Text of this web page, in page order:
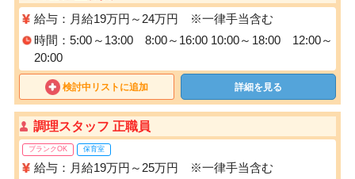
給与：月給19万円～24万円 ※一律手当含む
時間：5:00～13:00 8:00～16:00 10:00～18:00 12:00～
20:00
検討中リストに追加 詳細を見る
調理スタッフ 正職員
ブランクOK 保育室
給与：月給19万円～25万円 ※一律手当含む